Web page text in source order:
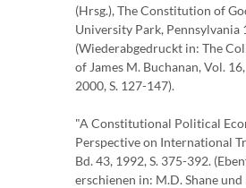
(Hrsg.), The Constitution of
University Park, Pennsylvania
(Wiederabgedruckt in: The
of James M. Buchanan, Vol.
2000, S. 127-147).
"A Constitutional Political
Perspective on International
Bd. 43, 1992, S. 375-392.
erschienen in: M.D. Shane